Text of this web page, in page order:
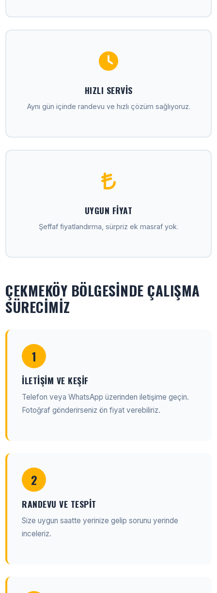
HIZLI SERVIS
Aynı gün içinde randevu ve hızlı çözüm sağlıyoruz.
UYGUN FIYAT
Şeffaf fiyatlandırma, sürpriz ek masraf yok.
ÇEKMEKÖY BÖLGESINDE ÇALIŞMA
SÜRECIMIZ
1
İLETIŞIM VE KEŞIF
Telefon veya WhatsApp üzerinden iletişime geçin.
Fotoğraf gönderirseniz ön fiyat verebiliriz.
2
RANDEVU VE TESPIT
Size uygun saatte yerinize gelip sorunu yerinde
inceleriz.